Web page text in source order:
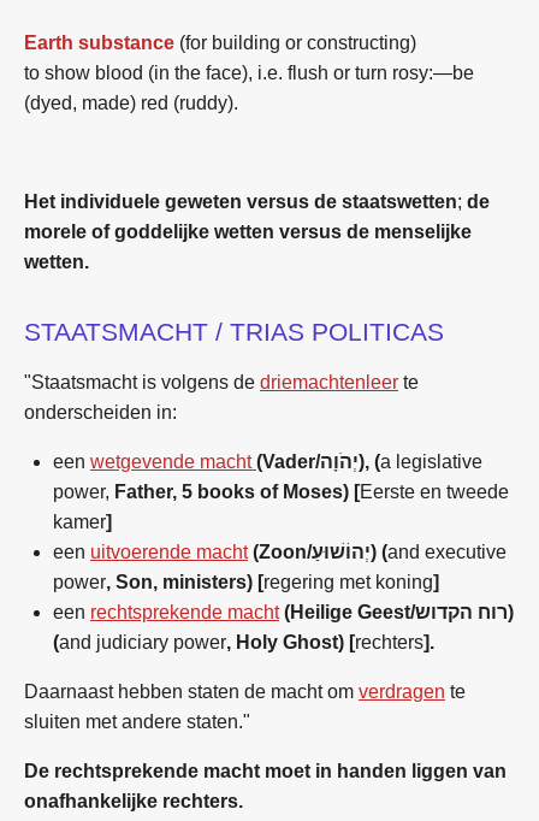
Earth substance (for building or constructing)
to show blood (in the face), i.e. flush or turn rosy:—be
(dyed, made) red (ruddy).
Het individuele geweten versus de staatswetten; de
morele of goddelijke wetten versus de menselijke
wetten.
STAATSMACHT / TRIAS POLITICAS
"Staatsmacht is volgens de driemachtenleer te
onderscheiden in:
een wetgevende macht (Vader/יְהֹוָה), (a legislative
power, Father, 5 books of Moses) [Eerste en tweede
kamer]
een uitvoerende macht (Zoon/יְהוֹשׁוּעַ) (and executive
power, Son, ministers) [regering met koning]
een rechtsprekende macht (Heilige Geest/רוח הקדוש)
(and judiciary power, Holy Ghost) [rechters].
Daarnaast hebben staten de macht om verdragen te
sluiten met andere staten."
De rechtsprekende macht moet in handen liggen van
onafhankelijke rechters.